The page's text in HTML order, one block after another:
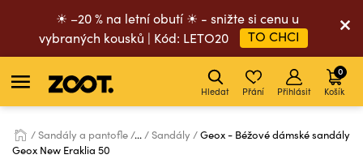
☀ –20 % na letní obutí ☀ - snižte si cenu u
vybraných kousků | Kód: LETO20
TO CHCI
Hledat Přání Přihlásit Košík
0
Sandály a pantofle ... Sandály
Geox - Béžové dámské sandály
Geox New Eraklia 50